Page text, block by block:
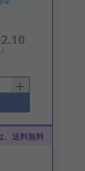
、送料無料